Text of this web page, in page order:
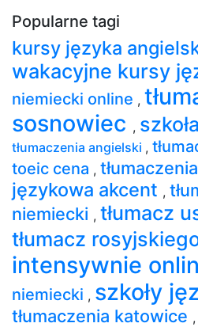
Popularne tagi
kursy języka
wakacyjne kursy
niemiecki online ,
sosnowiec ,
tłumaczenia angielski ,
toeic cena ,
językowa akcent ,
niemiecki , tłumacz
tłumacz
intensywnie
niemiecki , szkoły
tłumaczenia katowice ,